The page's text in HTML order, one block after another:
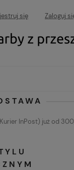
się Zaloguj
InPost) już od